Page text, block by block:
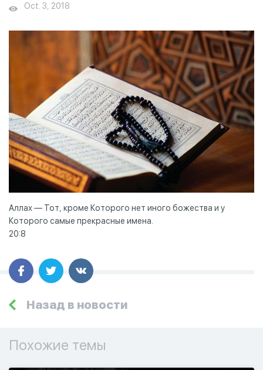
Oct. 3, 2018
Аллах — Тот, кроме Которого нет иного божества и у
Которого самые прекрасные имена.
20:8
Назад в новости
Похожие темы